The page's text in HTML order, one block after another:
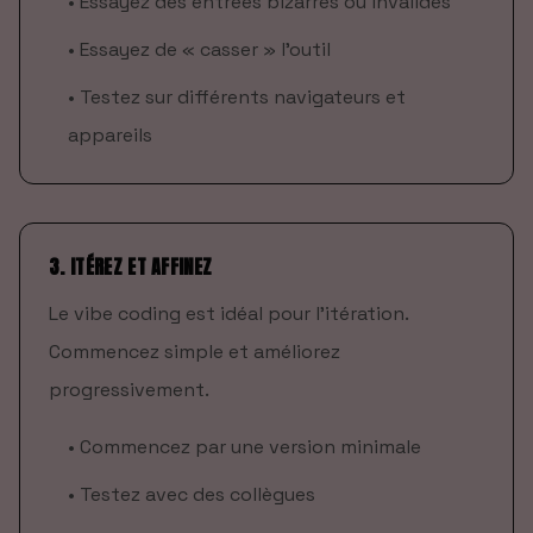
• Essayez de « casser » l'outil
• Testez sur différents navigateurs et
appareils
3. ITÉREZ ET AFFINEZ
Le vibe coding est idéal pour l'itération.
Commencez simple et améliorez
progressivement.
• Commencez par une version minimale
• Testez avec des collègues